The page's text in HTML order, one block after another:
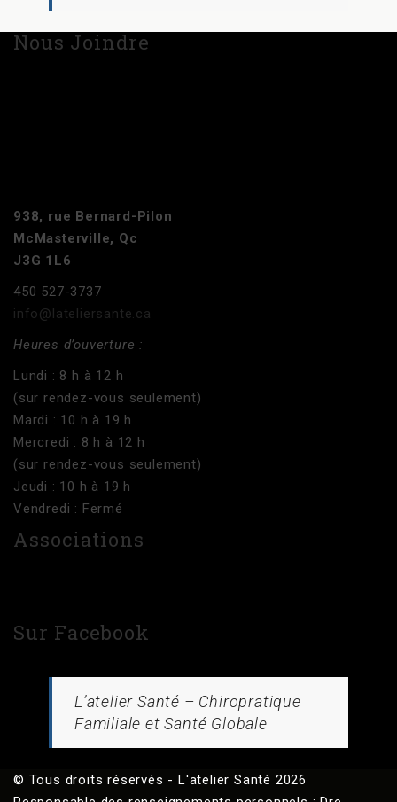
Nous Joindre
938, rue Bernard-Pilon
McMasterville, Qc
J3G 1L6
450 527-3737
info@lateliersante.ca
Heures d’ouverture :
Lundi : 8 h à 12 h
(sur rendez-vous seulement)
Mardi : 10 h à 19 h
Mercredi : 8 h à 12 h
(sur rendez-vous seulement)
Jeudi : 10 h à 19 h
Vendredi : Fermé
Associations
Sur Facebook
L’atelier Santé – Chiropratique
Familiale et Santé Globale
© Tous droits réservés - L'atelier Santé 2026